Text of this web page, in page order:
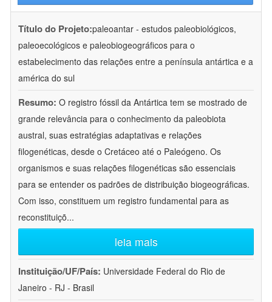
Título do Projeto:paleoantar - estudos paleobiológicos,
paleoecológicos e paleobiogeográficos para o
estabelecimento das relações entre a península antártica e a
américa do sul
Resumo: O registro fóssil da Antártica tem se mostrado de
grande relevância para o conhecimento da paleobiota
austral, suas estratégias adaptativas e relações
filogenéticas, desde o Cretáceo até o Paleógeno. Os
organismos e suas relações filogenéticas são essenciais
para se entender os padrões de distribuição biogeográficas.
Com isso, constituem um registro fundamental para as
reconstituiçõ...
leia mais
Instituição/UF/País: Universidade Federal do Rio de
Janeiro - RJ - Brasil